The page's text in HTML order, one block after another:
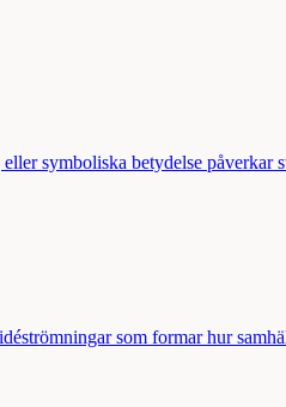
symboliska betydelse påverkar
som formar hur